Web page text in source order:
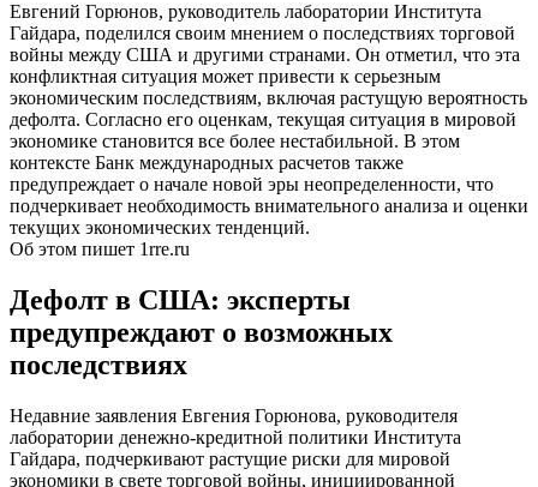
Евгений Горюнов, руководитель лаборатории Института
Гайдара, поделился своим мнением о последствиях торговой
войны между США и другими странами. Он отметил, что эта
конфликтная ситуация может привести к серьезным
экономическим последствиям, включая растущую вероятность
дефолта. Согласно его оценкам, текущая ситуация в мировой
экономике становится все более нестабильной. В этом
контексте Банк международных расчетов также
предупреждает о начале новой эры неопределенности, что
подчеркивает необходимость внимательного анализа и оценки
текущих экономических тенденций.
Об этом пишет 1rre.ru
Дефолт в США: эксперты
предупреждают о возможных
последствиях
Недавние заявления Евгения Горюнова, руководителя
лаборатории денежно-кредитной политики Института
Гайдара, подчеркивают растущие риски для мировой
экономики в свете торговой войны, инициированной